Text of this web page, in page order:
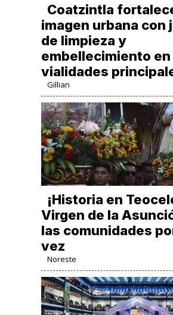
Coatzintla
imagen urbana con
de limpieza y
embellecimiento en
vialidades
Gillian
​¡Historia en
Virgen de la
las comunidades
vez
Noreste